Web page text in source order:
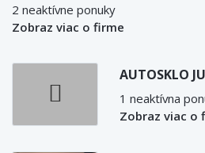
2 neaktívne ponuky
Zobraz viac o firme
AUTOSKLO
1 neaktívna
Zobraz viac o